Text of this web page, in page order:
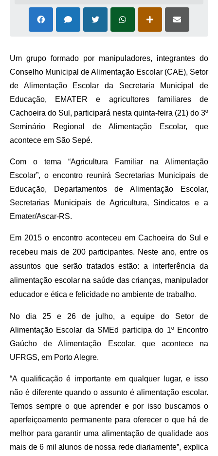
A Prefeitura
Arquivos para Download
Gabinetes e Secretarias
Editais
Serviços Online
Telefones Úteis
Agenda
Contato
Um grupo formado por manipuladores, integrantes do
Conselho Municipal de Alimentação Escolar (CAE), Setor
de Alimentação Escolar da Secretaria Municipal de
Educação, EMATER e agricultores familiares de
Cachoeira do Sul, participará nesta quinta-feira (21) do 3º
Seminário Regional de Alimentação Escolar, que
acontece em São Sepé.
Com o tema “Agricultura Familiar na Alimentação
Escolar”, o encontro reunirá Secretarias Municipais de
Educação, Departamentos de Alimentação Escolar,
Secretarias Municipais de Agricultura, Sindicatos e a
Emater/Ascar-RS.
Em 2015 o encontro aconteceu em Cachoeira do Sul e
recebeu mais de 200 participantes. Neste ano, entre os
assuntos que serão tratados estão: a interferência da
alimentação escolar na saúde das crianças, manipulador
educador e ética e felicidade no ambiente de trabalho.
No dia 25 e 26 de julho, a equipe do Setor de
Alimentação Escolar da SMEd participa do 1º Encontro
Gaúcho de Alimentação Escolar, que acontece na
UFRGS, em Porto Alegre.
“A qualificação é importante em qualquer lugar, e isso
não é diferente quando o assunto é alimentação escolar.
Temos sempre o que aprender e por isso buscamos o
aperfeiçoamento permanente para oferecer o que há de
melhor para garantir uma alimentação de qualidade aos
mais de 6 mil alunos de nossa rede diariamente”, explica